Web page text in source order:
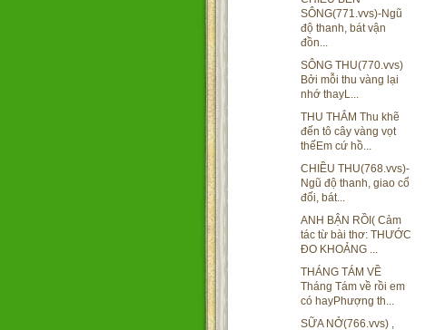
SÔNG(771.vvs)-Ngũ
độ thanh, bát vận
đồn...
SÔNG THU(770.vvs)
Bởi mỗi thu vàng lại
nhớ thayL...
THU THẮM Thu khẽ
đến tô cây vàng vọt
thếEm cứ hồ...
CHIỀU THU(768.vvs)-
Ngũ độ thanh, giao cổ
đối, bát...
ANH BẬN RỒI( Cảm
tác từ bài thơ: THƯỚC
ĐO KHOẢNG ...
THÁNG TÁM VỀ
Tháng Tám về rồi em
có hayPhượng th...
SỮA NỞ(766.vvs) ,